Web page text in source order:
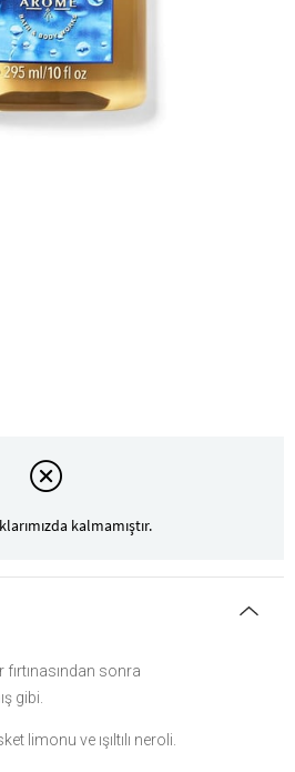
kalmamıştır.
sonra
gibi.
limonu ve ışıltılı neroli.